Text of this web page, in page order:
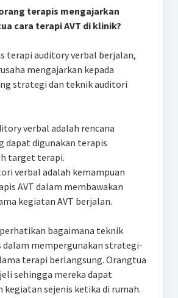
terapis mengajarkan
cara terapi AVT di klinik?
terapi auditory verbal berjalan,
mengajarkan kepada
strategi dan teknik auditori
verbal adalah rencana
dapat digunakan terapis
target terapi.
verbal adalah kemampuan
AVT dalam membawakan
kegiatan AVT berjalan.
bagaimana teknik
dalam mempergunakan strategi-
terapi berlangsung. Orangtua
sehingga mereka dapat
sejenis ketika di rumah.